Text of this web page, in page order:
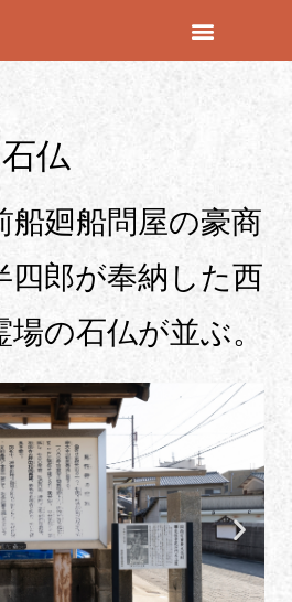
仏
船廻船問屋の豪商
四郎が奉納した西
の石仏が並ぶ。